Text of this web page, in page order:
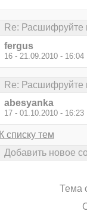
Re: Расшифруйте
fergus
16 - 21.09.2010 - 16:04
Re: Расшифруйте
abesyanka
17 - 01.10.2010 - 16:23
К списку тем
Добавить новое
Тема